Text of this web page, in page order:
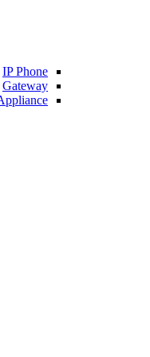
IP Phone
Gateway